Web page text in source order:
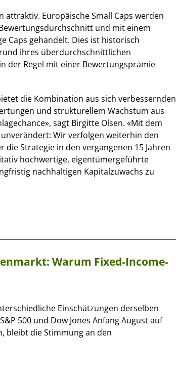
attraktiv. Europäische Small Caps werden
und mit einem
Caps gehandelt. Dies ist historisch
ihres überdurchschnittlichen
der Regel mit einer Bewertungsprämie
die Kombination aus sich verbessernden
und strukturellem Wachstum aus
sagt Birgitte Olsen. «Mit dem
Wir verfolgen weiterhin den
Strategie in den vergangenen 15 Jahren
hochwertige, eigentümergeführte
nachhaltigen Kapitalzuwachs zu
Warum Fixed-Income-
Einschätzungen derselben
500 und Dow Jones Anfang August auf
bleibt die Stimmung an den